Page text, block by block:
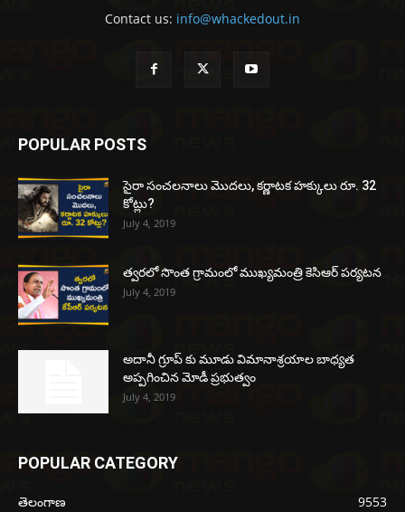
Contact us: info@whackedout.in
POPULAR POSTS
సైరా సంచలనాలు మొదలు, కర్ణాటక హక్కులు రూ. 32
కోట్లు?
July 4, 2019
త్వరలో సొంత గ్రామంలో ముఖ్యమంత్రి కెసిఆర్ పర్యటన
July 4, 2019
అదానీ గ్రూప్ కు మూడు విమానాశ్రయాల బాధ్యత
అప్పగించిన మోడీ ప్రభుత్వం
July 4, 2019
POPULAR CATEGORY
తెలంగాణ 9553